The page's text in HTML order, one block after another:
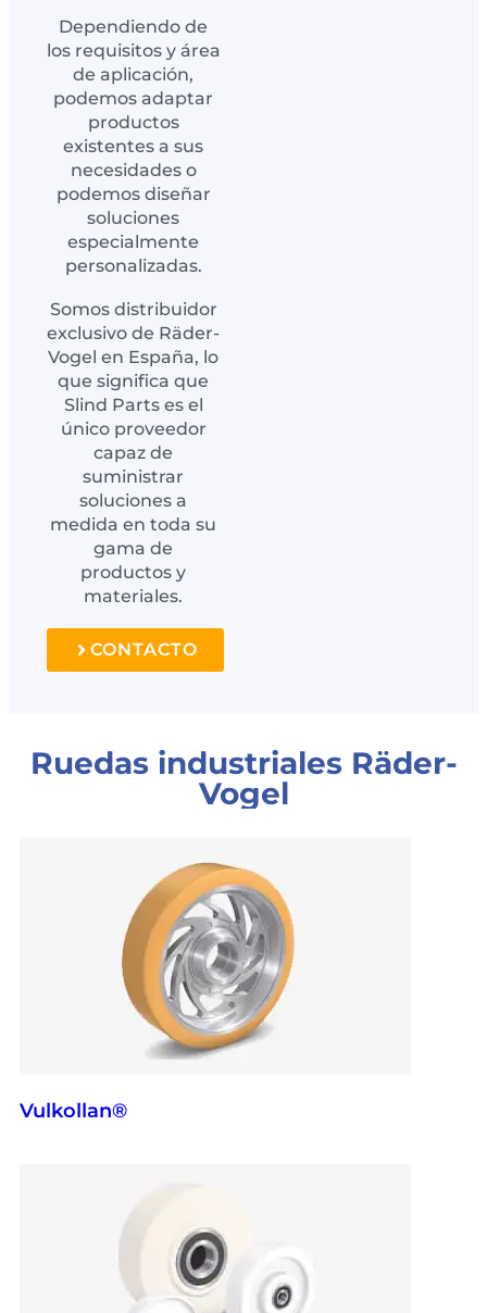
Dependiendo de
los requisitos y área
de aplicación,
podemos adaptar
productos
existentes a sus
necesidades o
podemos diseñar
soluciones
especialmente
personalizadas.
Somos distribuidor
exclusivo de Räder-
Vogel en España, lo
que significa que
Slind Parts es el
único proveedor
capaz de
suministrar
soluciones a
medida en toda su
gama de
productos y
materiales.
CONTACTO
Ruedas industriales Räder-
Vogel
Vulkollan®